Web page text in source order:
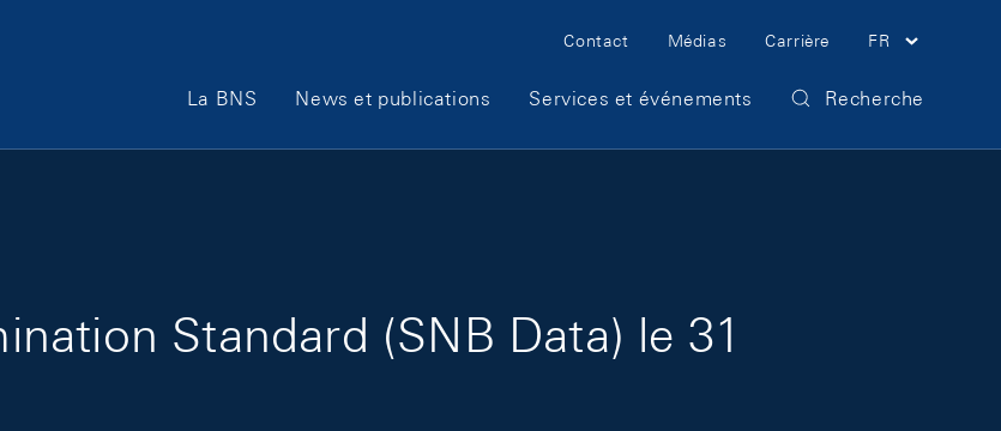
Meta Navigation
Contact Médias Carrière FR
Main Navigation
La BNS News et publications Services et événements Recherche
Standard (SNB Data) le 31